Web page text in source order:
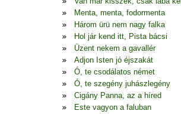
Menta, menta, fodormenta
Három ürü nem nagy falka
Hol jár kend itt, Pista bácsi
Üzent nekem a gavallér
Adjon Isten jó éjszakát
Ó, te csodálatos német
Ó, te szegény juhászlegény
Cigány Panna, az a híred
Este vagyon a faluban